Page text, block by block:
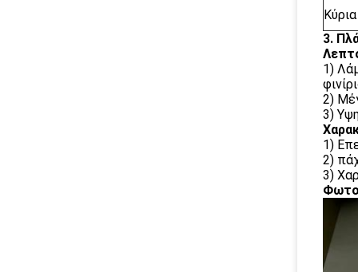
3.
1)
2)
3)
1)
2)
3)